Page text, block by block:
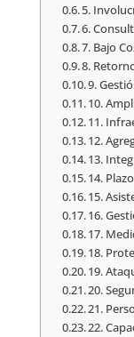
5.
6.
7. Bajo
8.
9.
10.
11.
12.
13.
14.
15.
16.
17.
18.
19.
20.
21.
22.